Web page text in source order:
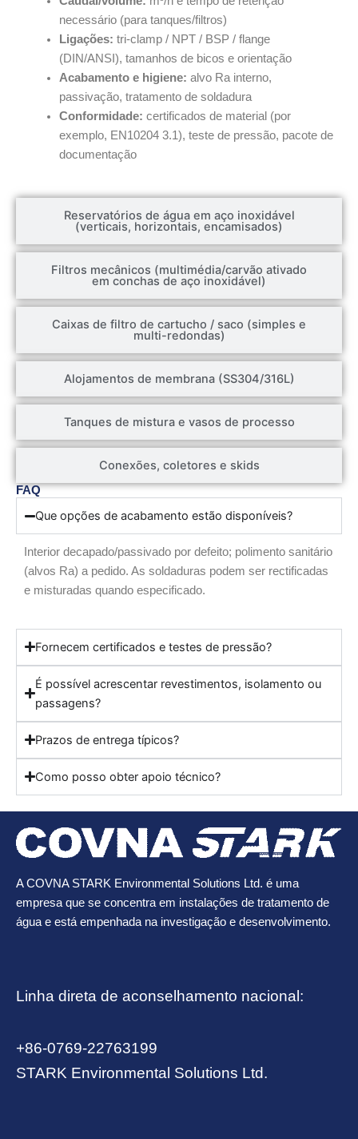
Reservatórios de água em aço inoxidável
(verticais, horizontais, encamisados)
Filtros mecânicos (multimédia/carvão ativado
em conchas de aço inoxidável)
Caixas de filtro de cartucho / saco (simples e
multi-redondas)
Alojamentos de membrana (SS304/316L)
Tanques de mistura e vasos de processo
Conexões, coletores e skids
necessário (para tanques/filtros)
Ligações: tri-clamp / NPT / BSP / flange
(DIN/ANSI), tamanhos de bicos e orientação
Acabamento e higiene: alvo Ra interno,
passivação, tratamento de soldadura
Conformidade: certificados de material (por
exemplo, EN10204 3.1), teste de pressão, pacote de
documentação
FAQ
Que opções de acabamento estão disponíveis?
Interior decapado/passivado por defeito; polimento sanitário
(alvos Ra) a pedido. As soldaduras podem ser rectificadas
e misturadas quando especificado.
Fornecem certificados e testes de pressão?
É possível acrescentar revestimentos, isolamento ou
passagens?
Prazos de entrega típicos?
Como posso obter apoio técnico?
A COVNA STARK Environmental Solutions Ltd. é uma
empresa que se concentra em instalações de tratamento de
água e está empenhada na investigação e desenvolvimento.
Linha direta de aconselhamento nacional:
+86-0769-22763199
STARK Environmental Solutions Ltd.